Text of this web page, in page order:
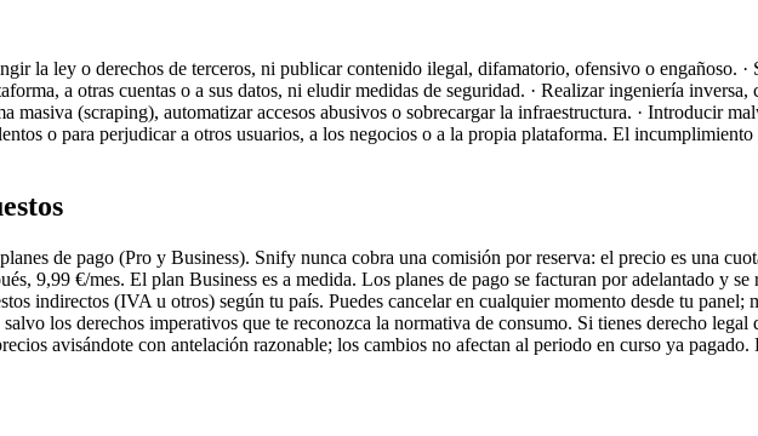
la ley o derechos de terceros, ni publicar contenido ilegal, difamatorio, ofensivo o engañoso.
a otras cuentas o a sus datos, ni eludir medidas de seguridad. · Realizar ingeniería
masiva (scraping), automatizar accesos abusivos o sobrecargar la infraestructura. · Introducir
o para perjudicar a otros usuarios, a los negocios o a la propia plataforma. El
de pago (Pro y Business). Snify nunca cobra una comisión por reserva: el precio es una
9,99 €/mes. El plan Business es a medida. Los planes de pago se facturan por adelantado y
indirectos (IVA u otros) según tu país. Puedes cancelar en cualquier momento desde tu
los derechos imperativos que te reconozca la normativa de consumo. Si tienes derecho
avisándote con antelación razonable; los cambios no afectan al periodo en curso ya